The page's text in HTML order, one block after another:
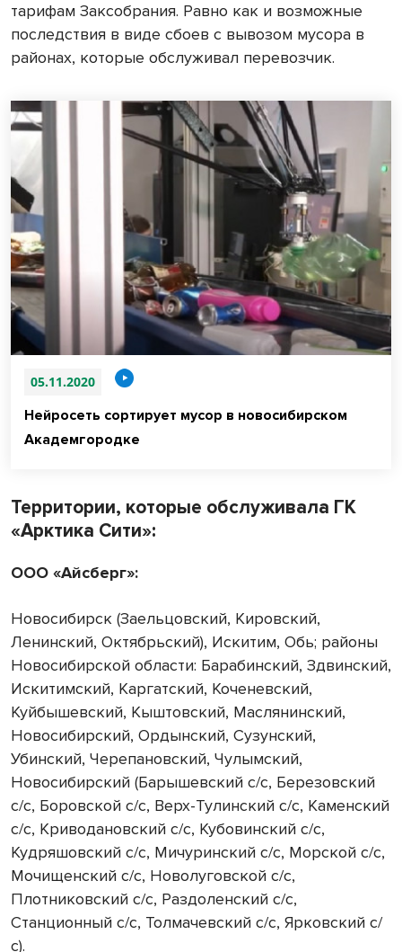
тарифам Заксобрания. Равно как и возможные
последствия в виде сбоев с вывозом мусора в
районах, которые обслуживал перевозчик.
05.11.2020
Нейросеть сортирует мусор в новосибирском
Академгородке
Территории, которые обслуживала ГК
«Арктика Сити»:
ООО «Айсберг»:
Новосибирск (Заельцовский, Кировский,
Ленинский, Октябрьский), Искитим, Обь; районы
Новосибирской области: Барабинский, Здвинский,
Искитимский, Каргатский, Коченевский,
Куйбышевский, Кыштовский, Маслянинский,
Новосибирский, Ордынский, Сузунский,
Убинский, Черепановский, Чулымский,
Новосибирский (Барышевский с/с, Березовский
с/с, Боровской с/с, Верх-Тулинский с/с, Каменский
с/с, Криводановский с/с, Кубовинский с/с,
Кудряшовский с/с, Мичуринский с/с, Морской с/с,
Мочищенский с/с, Новолуговской с/с,
Плотниковский с/с, Раздоленский с/с,
Станционный с/с, Толмачевский с/с, Ярковский с/
с).